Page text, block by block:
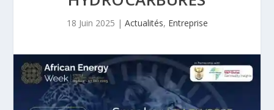
18 Juin 2025 | Actualités, Entreprise